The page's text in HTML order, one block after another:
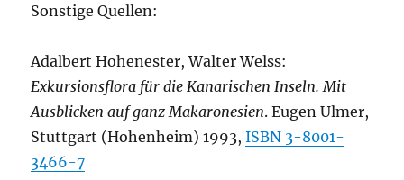
Sonstige Quellen:
Adalbert Hohenester, Walter Welss:
Exkursionsflora für die Kanarischen Inseln. Mit
Ausblicken auf ganz Makaronesien. Eugen Ulmer,
Stuttgart (Hohenheim) 1993,ISBN 3-8001-
3466-7